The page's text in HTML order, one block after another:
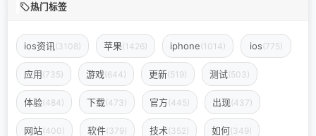
热门标签
ios资讯(3108) 苹果(1426) iphone(1014) ios(775)
应用(735) 游戏(644) 更新(519) 测试(503)
体验(484) 下载(473) 官方(445) 出现(437)
网站(400) 软件(379) 技术(352) 如何(349)